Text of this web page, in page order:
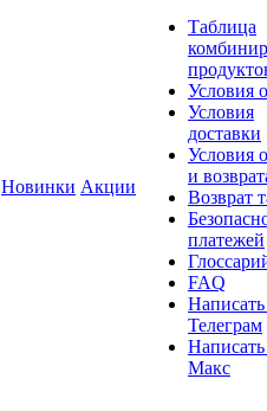
Новинки Акции
Таблица
Условия
Условия
доставки
Условия
и
Возврат
платежей
FAQ
Телеграм
Макс